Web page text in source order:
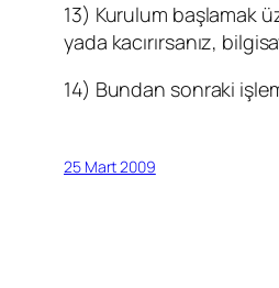
13) Kurulum başlamak
yada kacırırsanız,
14) Bundan sonraki
25 Mart 2009